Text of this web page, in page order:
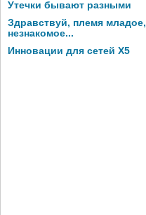
Утечки бывают разными
Здравствуй, племя младое,
незнакомое...
Инновации для сетей X5